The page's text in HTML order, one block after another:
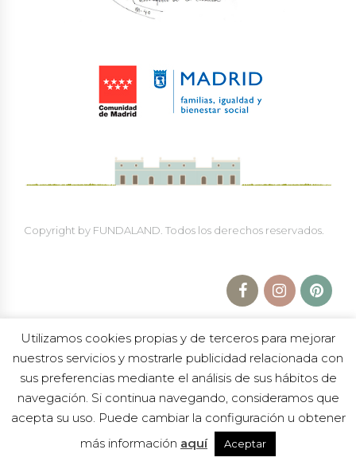
« TODOS LOS EVENTOS
Copyright by FUNDALAND. Todos los derechos reservados.
Política de Protección a la Infancia|Política de
privacidad|Aviso legal|Trabaja en Fundaland
Utilizamos cookies propias y de terceros para mejorar
nuestros servicios y mostrarle publicidad relacionada con
sus preferencias mediante el análisis de sus hábitos de
navegación. Si continua navegando, consideramos que
acepta su uso. Puede cambiar la configuración u obtener
más información aquí Aceptar